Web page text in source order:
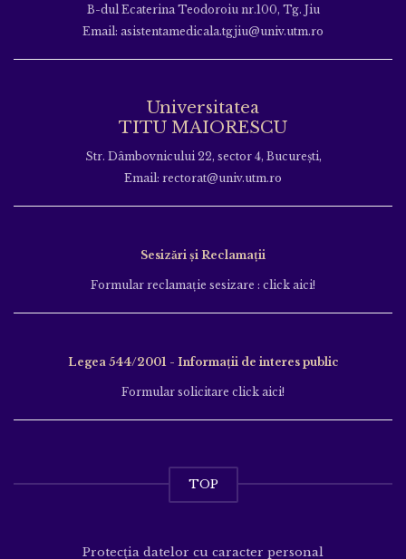
B-dul Ecaterina Teodoroiu nr.100, Tg. Jiu
Email: asistentamedicala.tgjiu@univ.utm.ro
Universitatea
TITU MAIORESCU
Str. Dâmbovnicului 22, sector 4, București,
Email: rectorat@univ.utm.ro
Sesizări și Reclamații
Formular reclamație sesizare : click aici!
Legea 544/2001 - Informații de interes public
Formular solicitare click aici!
TOP
Protecția datelor cu caracter personal